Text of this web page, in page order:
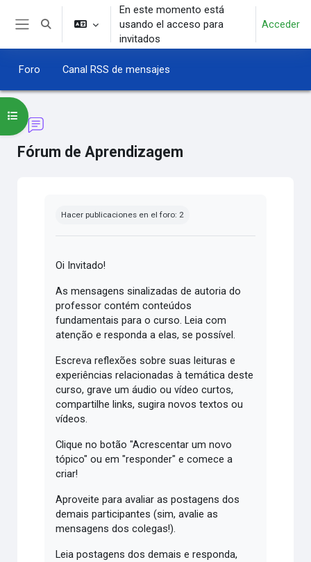
Salta al contenido principal
Selector de búsqueda de entrada
En este momento está
usando el acceso para
invitados
Acceder
Foro Canal RSS de mensajes
Fórum de Aprendizagem
Abrir índice del curso
Hacer publicaciones en el foro: 2
Oi Invitado!
As mensagens sinalizadas de autoria do
professor contém conteúdos
fundamentais para o curso. Leia com
atenção e responda a elas, se possível.
Escreva reflexões sobre suas leituras e
experiências relacionadas à temática deste
curso, grave um áudio ou vídeo curtos,
compartilhe links, sugira novos textos ou
vídeos.
Clique no botão "Acrescentar um novo
tópico" ou em "responder" e comece a
criar!
Aproveite para avaliar as postagens dos
demais participantes (sim, avalie as
mensagens dos colegas!).
Leia postagens dos demais e responda,